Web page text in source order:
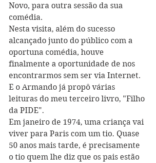
Novo, para outra sessão da sua
comédia.
Nesta visita, além do sucesso
alcançado junto do público com a
oportuna comédia, houve
finalmente a oportunidade de nos
encontrarmos sem ser via Internet.
E o Armando já propô várias
leituras do meu terceiro livro, "Filho
da PIDE".
Em janeiro de 1974, uma criança vai
viver para Paris com um tio. Quase
50 anos mais tarde, é precisamente
o tio quem lhe diz que os pais estão